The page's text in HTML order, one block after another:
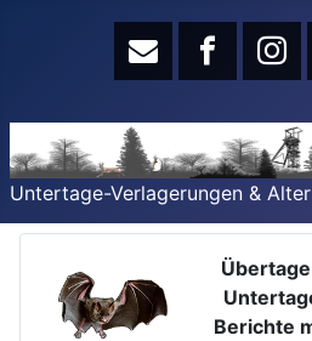
Untertage-Verlagerungen &
Berichte